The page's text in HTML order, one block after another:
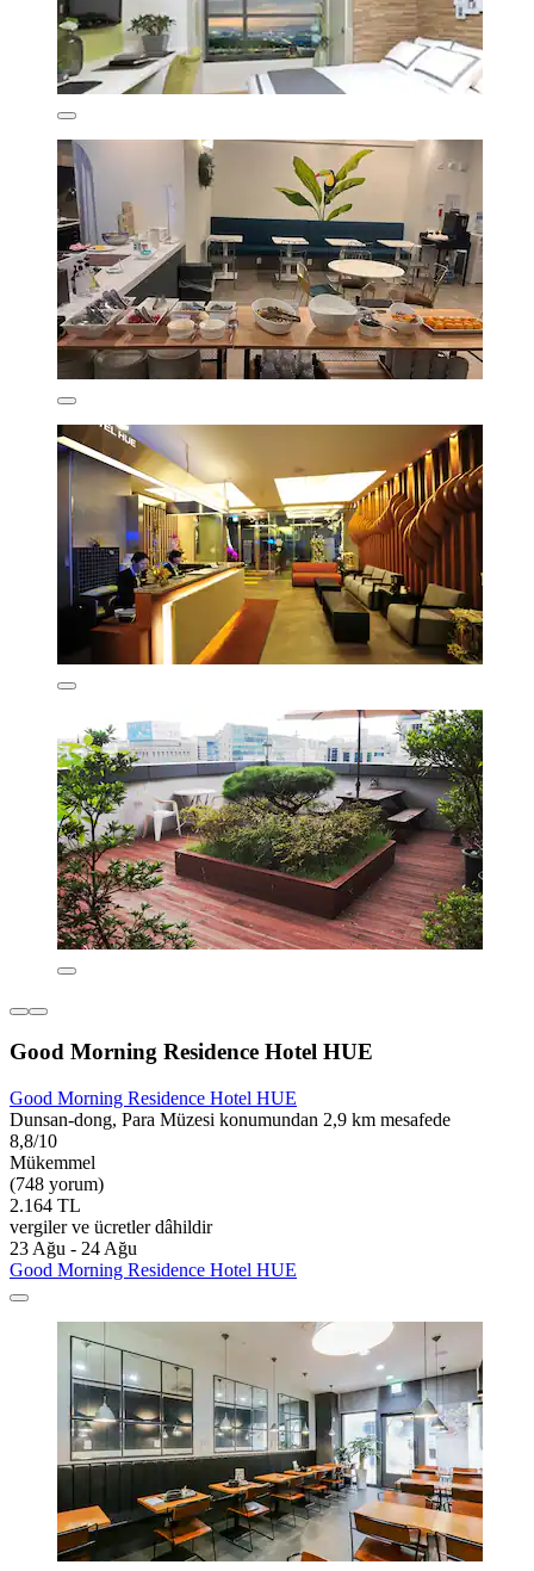
Good Morning Residence Hotel HUE
Good Morning Residence Hotel HUE
Dunsan-dong, Para Müzesi konumundan 2,9 km mesafede
8,8/10
Mükemmel
(748 yorum)
2.164 TL
vergiler ve ücretler dâhildir
23 Ağu - 24 Ağu
Good Morning Residence Hotel HUE